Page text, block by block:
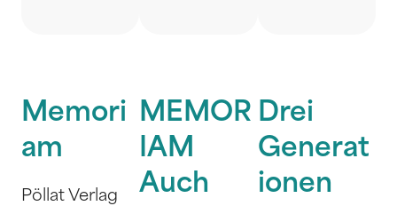
Memori
am
Pöllat Verlag
MEMOR
IAM
Auch
Drei
Generat
ionen